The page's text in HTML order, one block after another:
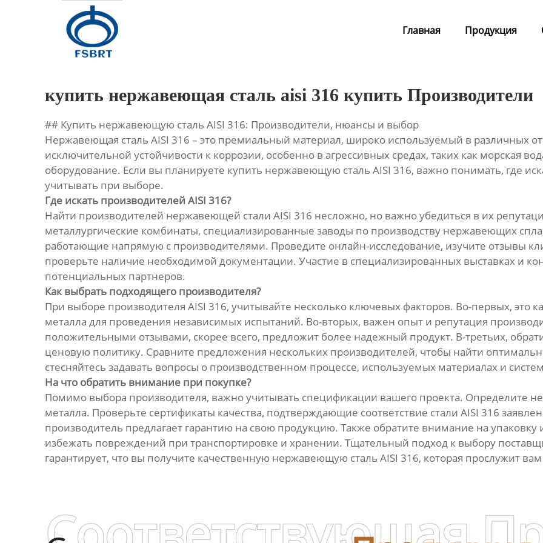
Главная Продукция
Контакты
купить нержавеющая сталь aisi 316 купить Производители
## Купить нержавеющую сталь AISI 316: Производители, нюансы и выбор
Нержавеющая сталь AISI 316 – это премиальный материал, широко используемый в различных
исключительной устойчивости к коррозии, особенно в агрессивных средах, таких как морская
оборудование. Если вы планируете купить нержавеющую сталь AISI 316, важно понимать, где
учитывать при выборе.
Где искать производителей AISI 316?
Найти производителей нержавеющей стали AISI 316 несложно, но важно убедиться в их
металлургические комбинаты, специализированные заводы по производству нержавеющих
работающие напрямую с производителями. Проведите онлайн-исследование, изучите отзывы
проверьте наличие необходимой документации. Участие в специализированных выставках и
потенциальных партнеров.
Как выбрать подходящего производителя?
При выборе производителя AISI 316, учитывайте несколько ключевых факторов. Во-первых, это
металла для проведения независимых испытаний. Во-вторых, важен опыт и репутация
положительными отзывами, скорее всего, предложит более надежный продукт. В-третьих,
ценовую политику. Сравните предложения нескольких производителей, чтобы найти
стесняйтесь задавать вопросы о производственном процессе, используемых материалах и
На что обратить внимание при покупке?
Помимо выбора производителя, важно учитывать спецификации вашего проекта. Определите
металла. Проверьте сертификаты качества, подтверждающие соответствие стали AISI 316
производитель предлагает гарантию на свою продукцию. Также обратите внимание на упаковку
избежать повреждений при транспортировке и хранении. Тщательный подход к выбору
гарантирует, что вы получите качественную нержавеющую сталь AISI 316, которая прослужит